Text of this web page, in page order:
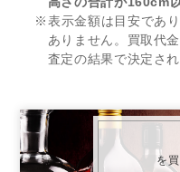
※表示金額は目安であ
ありません。買取代
査定の結果で決定され
を